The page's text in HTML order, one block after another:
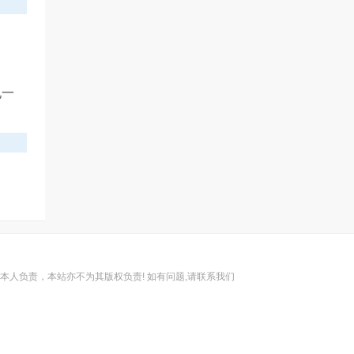
人负责，本站亦不为其版权负责! 如有问题,请联系我们